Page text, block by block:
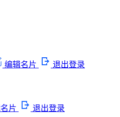
编辑名片 退出登录
片 退出登录